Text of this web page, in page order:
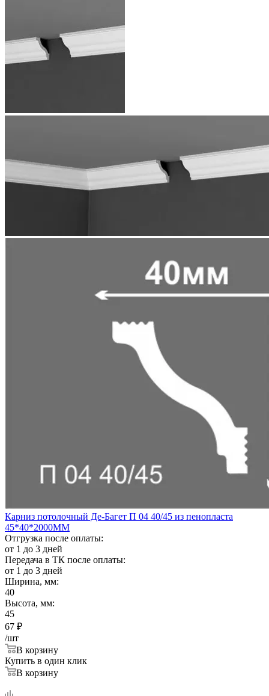
Карниз потолочный Де-Багет П 04 40/45 из пенопласта
45*40*2000ММ
Отгрузка после оплаты:
от 1 до 3 дней
Передача в ТК после оплаты:
от 1 до 3 дней
Ширина, мм:
40
Высота, мм:
45
67 ₽
/шт
В корзину
Купить в один клик
В корзину